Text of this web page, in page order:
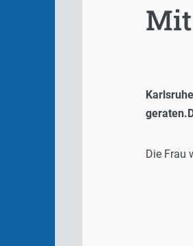
Mit
Die Frau